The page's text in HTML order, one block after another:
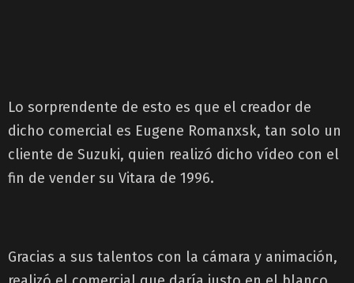
Lo sorprendente de esto es que el creador de
dicho comercial es Eugene Romanxsk, tan solo un
cliente de Suzuki, quien realizó dicho vídeo con el
fin de vender su Vitara de 1996.
Gracias a sus talentos con la cámara y animación,